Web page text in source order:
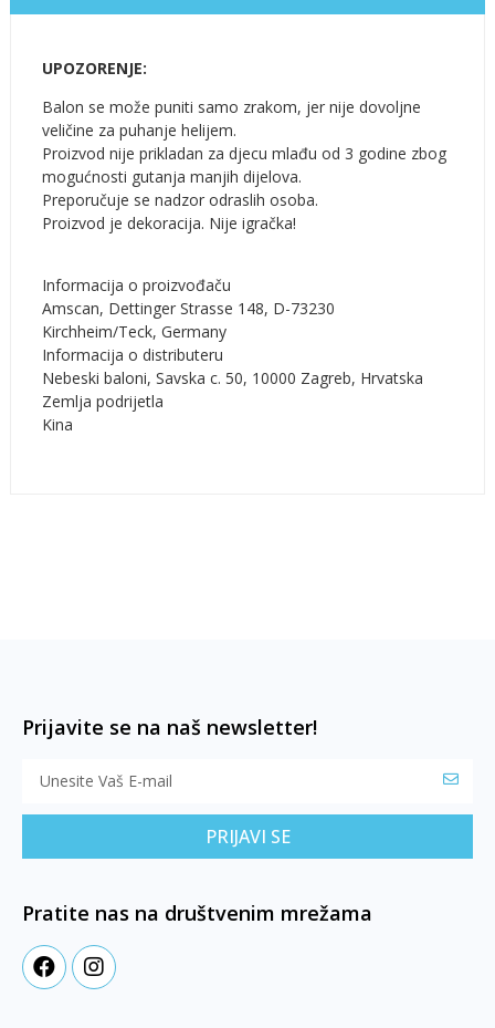
UPOZORENJE:
Balon se može puniti samo zrakom, jer nije dovoljne
veličine za puhanje helijem.
Proizvod nije prikladan za djecu mlađu od 3 godine zbog
mogućnosti gutanja manjih dijelova.
Preporučuje se nadzor odraslih osoba.
Proizvod je dekoracija. Nije igračka!
Informacija o proizvođaču
Amscan, Dettinger Strasse 148, D-73230
Kirchheim/Teck, Germany
Informacija o distributeru
Nebeski baloni, Savska c. 50, 10000 Zagreb, Hrvatska
Zemlja podrijetla
Kina
Prijavite se na naš newsletter!
PRIJAVI SE
Pratite nas na društvenim mrežama